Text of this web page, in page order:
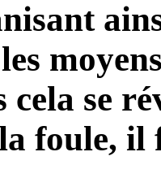
cela se
foule, il